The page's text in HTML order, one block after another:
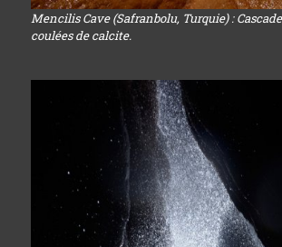
Mencilis Cave (Safranbolu, Turquie) :
coulées de calcite.